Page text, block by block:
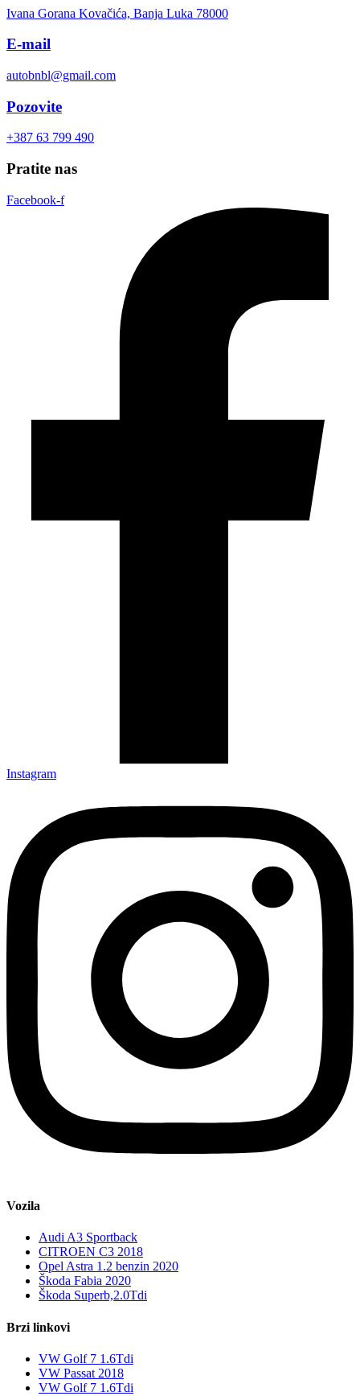
Ivana Gorana Kovačića, Banja Luka 78000
E-mail
autobnbl@gmail.com
Pozovite
+387 63 799 490
Pratite nas
Facebook-f
Instagram
Vozila
Audi A3 Sportback
CITROEN C3 2018
Opel Astra 1.2 benzin 2020
Škoda Fabia 2020
Škoda Superb,2.0Tdi
Brzi linkovi
VW Golf 7 1.6Tdi
VW Passat 2018
VW Golf 7 1.6Tdi